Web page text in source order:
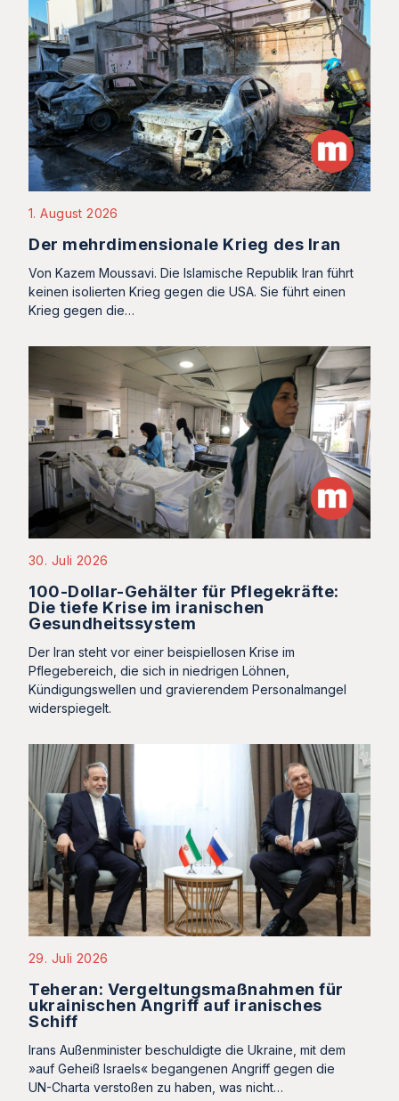
1. August 2026
Der mehrdimensionale Krieg des Iran
Von Kazem Moussavi. Die Islamische Republik Iran führt
keinen isolierten Krieg gegen die USA. Sie führt einen
Krieg gegen die…
30. Juli 2026
100-Dollar-Gehälter für Pflegekräfte:
Die tiefe Krise im iranischen
Gesundheitssystem
Der Iran steht vor einer beispiellosen Krise im
Pflegebereich, die sich in niedrigen Löhnen,
Kündigungswellen und gravierendem Personalmangel
widerspiegelt.
29. Juli 2026
Teheran: Vergeltungsmaßnahmen für
ukrainischen Angriff auf iranisches
Schiff
Irans Außenminister beschuldigte die Ukraine, mit dem
»auf Geheiß Israels« begangenen Angriff gegen die
UN-Charta verstoßen zu haben, was nicht…